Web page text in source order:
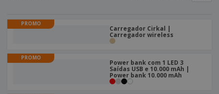
PROMO
Carregador Cirkal |
Carregador wireless
PROMO
Power bank com 1 LED 3
Saídas USB e 10.000 mAh |
Power bank 10.000 mAh